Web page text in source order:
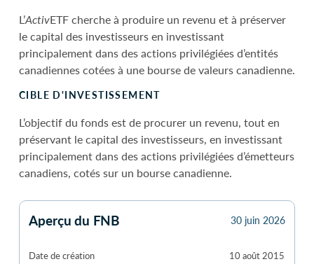
L’ActivETF cherche à produire un revenu et à préserver
le capital des investisseurs en investissant
principalement dans des actions privilégiées d’entités
canadiennes cotées à une bourse de valeurs canadienne.
CIBLE D'INVESTISSEMENT
L’objectif du fonds est de procurer un revenu, tout en
préservant le capital des investisseurs, en investissant
principalement dans des actions privilégiées d’émetteurs
canadiens, cotés sur un bourse canadienne.
Aperçu du FNB 30 juin 2026
Date de création 10 août 2015